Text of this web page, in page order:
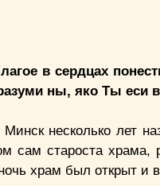
в сердцах
ны, яко Ты еси
несколько лет
сам староста
храм был открыт